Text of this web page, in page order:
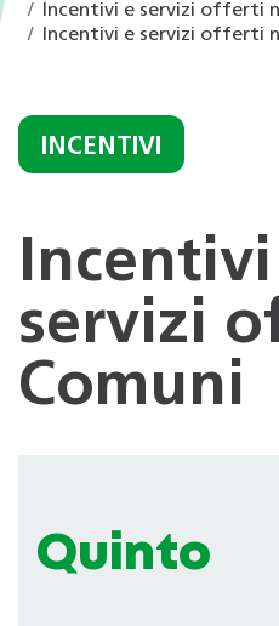
Incentivi e servizi offerti
Incentivi e servizi offerti
INCENTIVI
Incentivi
servizi
Comuni
Quinto